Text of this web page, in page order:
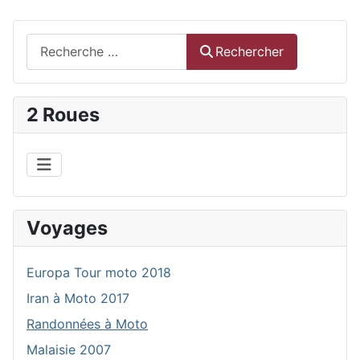
Rechercher
2 Roues
Voyages
Europa Tour moto 2018
Iran à Moto 2017
Randonnées à Moto
Malaisie 2007